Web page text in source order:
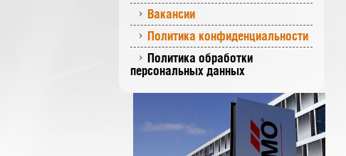
Вакансии
Политика конфиденциальности
Политика обработки
персональных данных